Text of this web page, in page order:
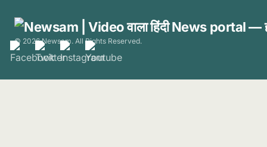
© 2026 Newsam. All Rights Reserved.